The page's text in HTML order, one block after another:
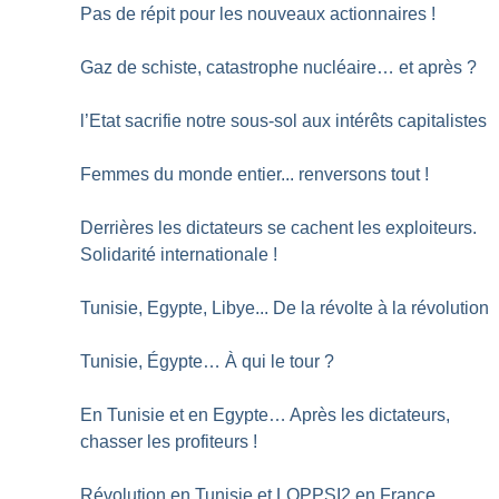
Pas de répit pour les nouveaux actionnaires !
Gaz de schiste, catastrophe nucléaire… et après ?
l’Etat sacrifie notre sous-sol aux intérêts capitalistes
Femmes du monde entier... renversons tout !
Derrières les dictateurs se cachent les exploiteurs.
Solidarité internationale !
Tunisie, Egypte, Libye... De la révolte à la révolution
Tunisie, Égypte… À qui le tour ?
En Tunisie et en Egypte… Après les dictateurs,
chasser les profiteurs !